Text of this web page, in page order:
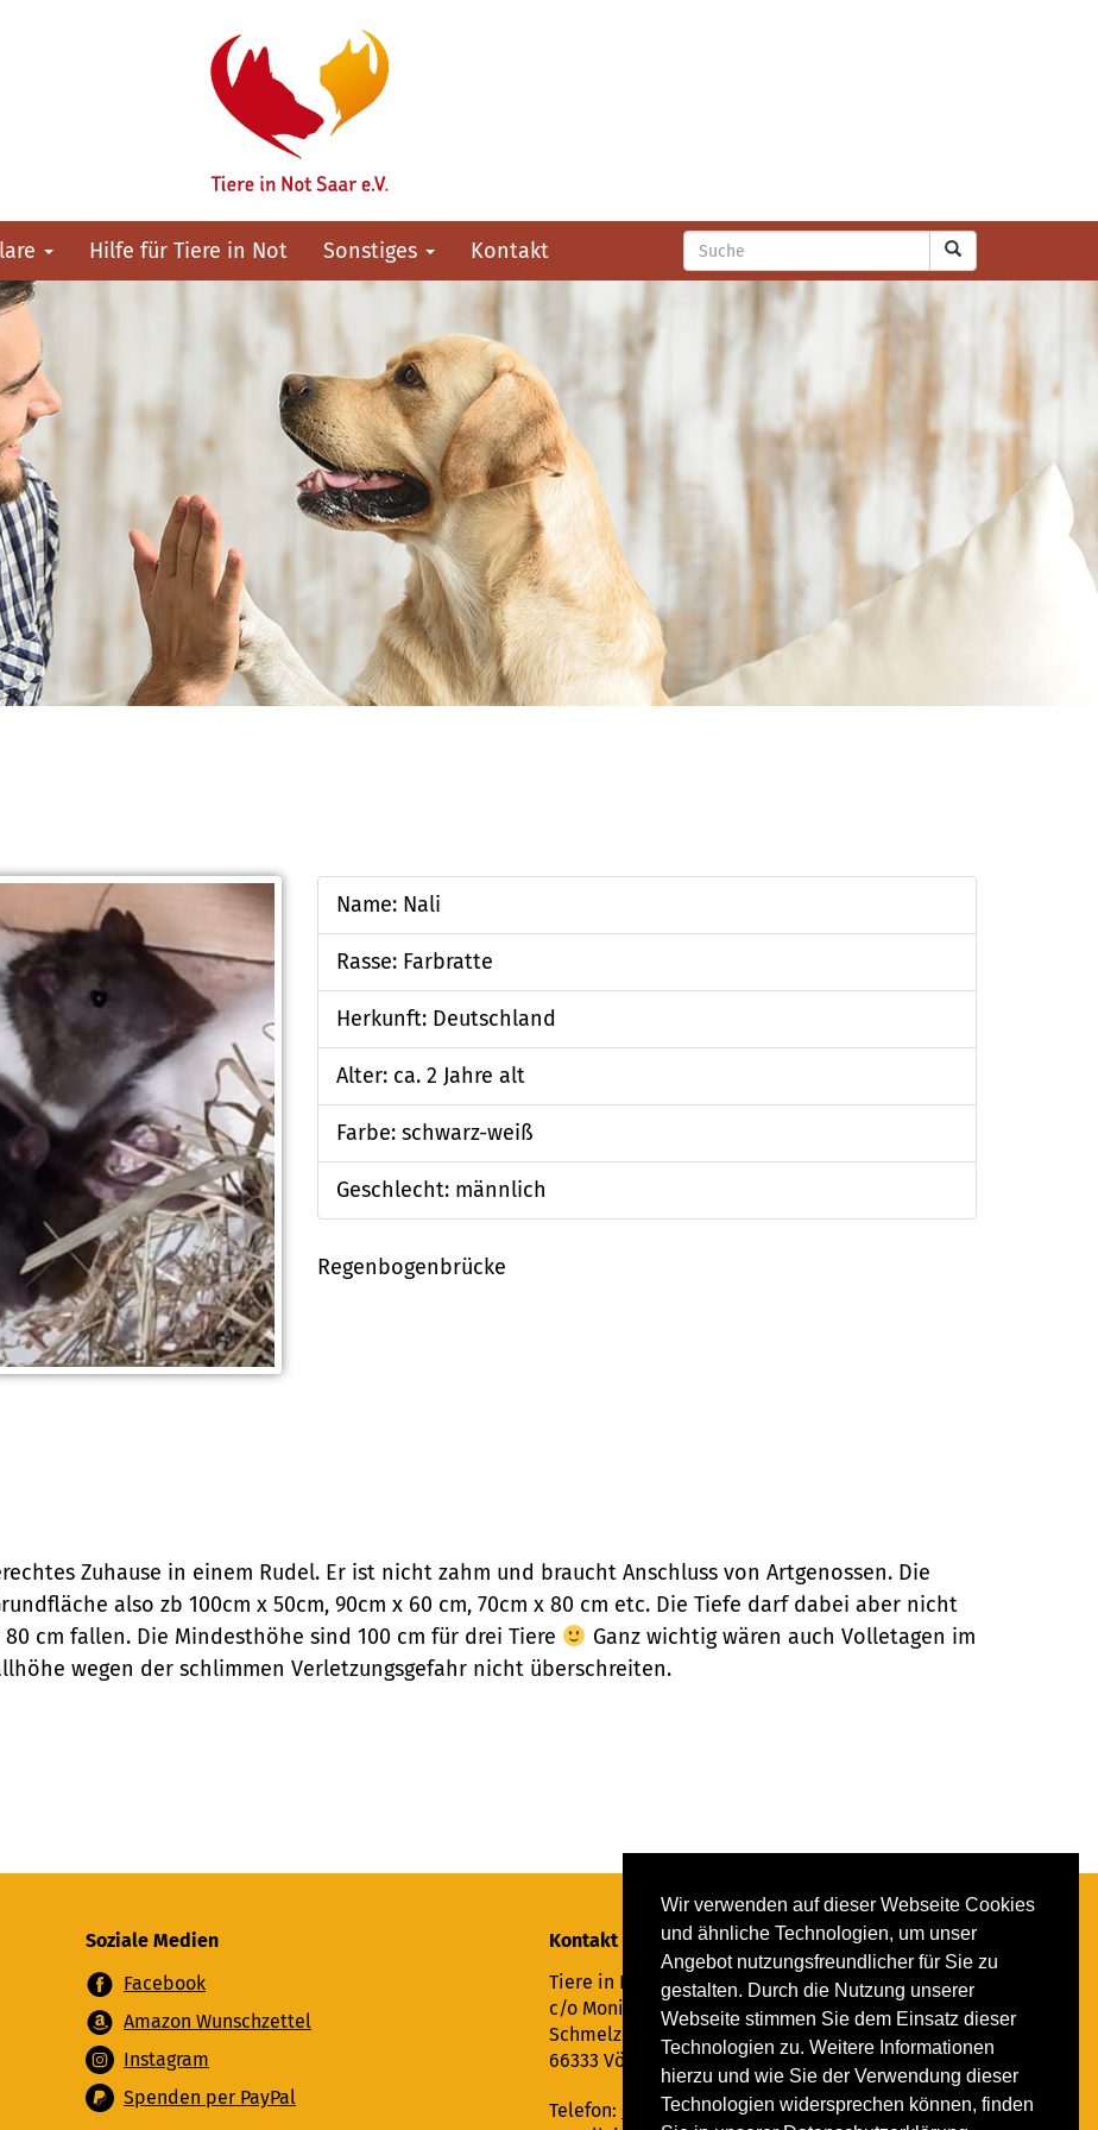
Wir verwenden auf dieser Webseite Cookies
und ähnliche Technologien, um unser
Angebot nutzungsfreundlicher für Sie zu
gestalten. Durch die Nutzung unserer
Webseite stimmen Sie dem Einsatz dieser
Technologien zu. Weitere Informationen
hierzu und wie Sie der Verwendung dieser
Technologien widersprechen können, finden
Hilfe für Tiere in Not Sonstiges Kontakt
Name: Nali
Rasse: Farbratte
Herkunft: Deutschland
Alter: ca. 2 Jahre alt
Farbe: schwarz-weiß
Geschlecht: männlich
Regenbogenbrücke
Zuhause in einem Rudel. Er ist nicht zahm und braucht Anschluss von Artgenossen. Die
also zb 100cm x 50cm, 90cm x 60 cm, 70cm x 80 cm etc. Die Tiefe darf dabei aber nicht
cm fallen. Die Mindesthöhe sind 100 cm für drei Tiere
Ganz wichtig wären auch Volletagen im
wegen der schlimmen Verletzungsgefahr nicht überschreiten.
Soziale Medien
Facebook
Amazon Wunschzettel
Instagram
Spenden per PayPal
Kontakt
Tiere in Not Saar e.V.
c/o Monika Ewen
Schmelzer Straße 22
66333 Völklingen
Telefon: 06898 294862